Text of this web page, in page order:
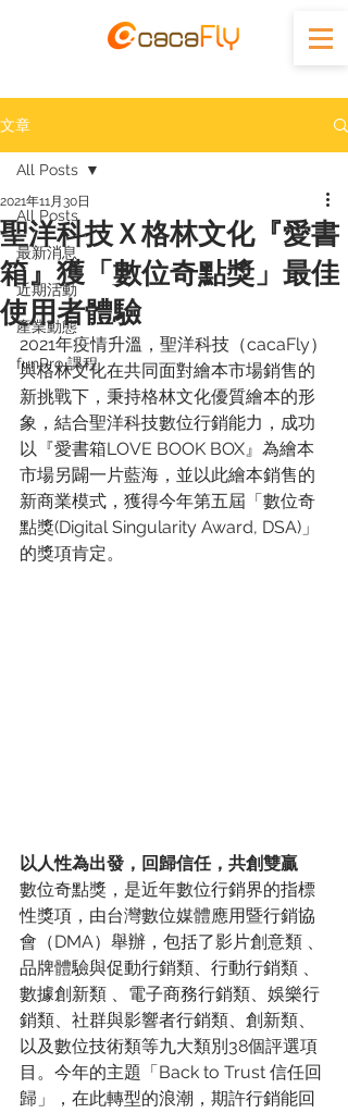
文章
All Posts
最新消息
近期活動
產業動態
funPro 課程
All Posts
聖洋科技Ｘ格林文化『愛書
箱』獲「數位奇點獎」最佳
使用者體驗
2021年11月30日
2021年疫情升溫，聖洋科技（cacaFly）
與格林文化在共同面對繪本市場銷售的
新挑戰下，秉持格林文化優質繪本的形
象，結合聖洋科技數位行銷能力，成功
以『愛書箱LOVE BOOK BOX』為繪本
市場另闢一片藍海，並以此繪本銷售的
新商業模式，獲得今年第五屆「數位奇
點獎(Digital Singularity Award, DSA)」
的獎項肯定。
以人性為出發，回歸信任，共創雙贏
數位奇點獎，是近年數位行銷界的指標
性獎項，由台灣數位媒體應用暨行銷協
會（DMA）舉辦，包括了影片創意類 、
品牌體驗與促動行銷類、行動行銷類 、
數據創新類 、電子商務行銷類、娛樂行
銷類、社群與影響者行銷類、創新類、
以及數位技術類等九大類別38個評選項
目。今年的主題「Back to Trust 信任回
歸」，在此轉型的浪潮，期許行銷能回